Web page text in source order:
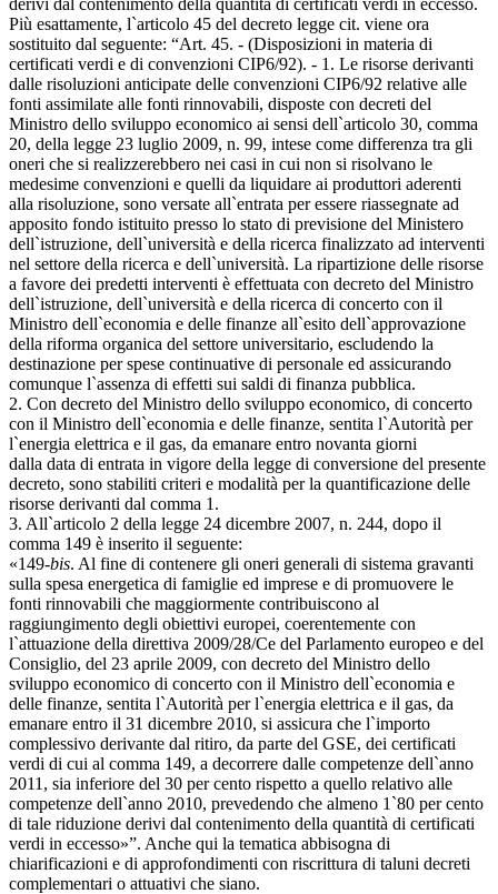
Più esattamente, l`articolo 45 del decreto legge cit. viene ora
sostituito dal seguente: “Art. 45. - (Disposizioni in materia di
certificati verdi e di convenzioni CIP6/92). - 1. Le risorse derivanti
dalle risoluzioni anticipate delle convenzioni CIP6/92 relative alle
fonti assimilate alle fonti rinnovabili, disposte con decreti del
Ministro dello sviluppo economico ai sensi dell`articolo 30, comma
20, della legge 23 luglio 2009, n. 99, intese come differenza tra gli
oneri che si realizzerebbero nei casi in cui non si risolvano le
medesime convenzioni e quelli da liquidare ai produttori aderenti
alla risoluzione, sono versate all`entrata per essere riassegnate ad
apposito fondo istituito presso lo stato di previsione del Ministero
dell`istruzione, dell`università e della ricerca finalizzato ad interventi
nel settore della ricerca e dell`università. La ripartizione delle risorse
a favore dei predetti interventi è effettuata con decreto del Ministro
dell`istruzione, dell`università e della ricerca di concerto con il
Ministro dell`economia e delle finanze all`esito dell`approvazione
della riforma organica del settore universitario, escludendo la
destinazione per spese continuative di personale ed assicurando
comunque l`assenza di effetti sui saldi di finanza pubblica.
2. Con decreto del Ministro dello sviluppo economico, di concerto
con il Ministro dell`economia e delle finanze, sentita l`Autorità per
l`energia elettrica e il gas, da emanare entro novanta giorni
dalla data di entrata in vigore della legge di conversione del presente
decreto, sono stabiliti criteri e modalità per la quantificazione delle
risorse derivanti dal comma 1.
3. All`articolo 2 della legge 24 dicembre 2007, n. 244, dopo il
comma 149 è inserito il seguente:
«149-bis. Al fine di contenere gli oneri generali di sistema gravanti
sulla spesa energetica di famiglie ed imprese e di promuovere le
fonti rinnovabili che maggiormente contribuiscono al
raggiungimento degli obiettivi europei, coerentemente con
l`attuazione della direttiva 2009/28/Ce del Parlamento europeo e del
Consiglio, del 23 aprile 2009, con decreto del Ministro dello
sviluppo economico di concerto con il Ministro dell`economia e
delle finanze, sentita l`Autorità per l`energia elettrica e il gas, da
emanare entro il 31 dicembre 2010, si assicura che l`importo
complessivo derivante dal ritiro, da parte del GSE, dei certificati
verdi di cui al comma 149, a decorrere dalle competenze dell`anno
2011, sia inferiore del 30 per cento rispetto a quello relativo alle
competenze dell`anno 2010, prevedendo che almeno 1`80 per cento
di tale riduzione derivi dal contenimento della quantità di certificati
verdi in eccesso»”. Anche qui la tematica abbisogna di
chiarificazioni e di approfondimenti con riscrittura di taluni decreti
complementari o attuativi che siano.